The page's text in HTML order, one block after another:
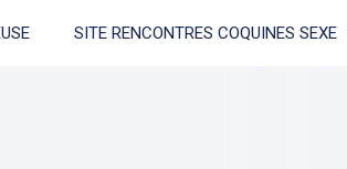
SITE RENCONTRES COQUINES SEXE